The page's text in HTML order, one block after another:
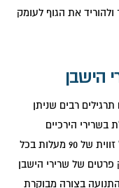
את הגוף לעומק
הישבן
רבים שניתן
בשרירי הירכיים
והישבן. יש לבצע את התרגיל תוך שמירה על זווית של 90 מעלות בכל
- מחזק פרטים של שרירי הישבן
בצורה מבוקרת